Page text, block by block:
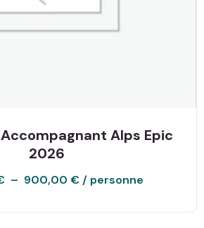
Alps Epic
2026
– 900,00 €